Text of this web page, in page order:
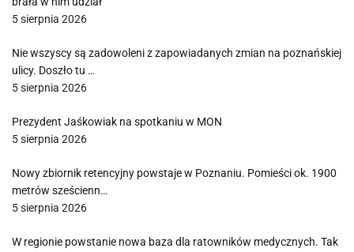
5 sierpnia 2026
Nie wszyscy są zadowoleni z zapowiadanych zmian na poznańskiej
ulicy. Doszło tu …
5 sierpnia 2026
Prezydent Jaśkowiak na spotkaniu w MON
5 sierpnia 2026
Nowy zbiornik retencyjny powstaje w Poznaniu. Pomieści ok. 1900
metrów sześcienn…
5 sierpnia 2026
W regionie powstanie nowa baza dla ratowników medycznych. Tak